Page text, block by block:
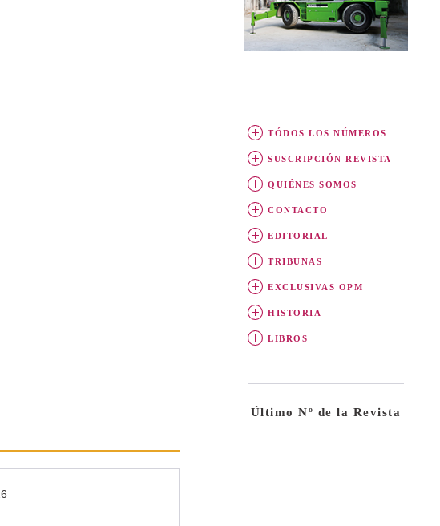
TÓDOS LOS NÚMEROS
SUSCRIPCIÓN REVISTA
QUIÉNES SOMOS
CONTACTO
EDITORIAL
TRIBUNAS
EXCLUSIVAS OPM
HISTORIA
LIBROS
Último Nº de la Revista